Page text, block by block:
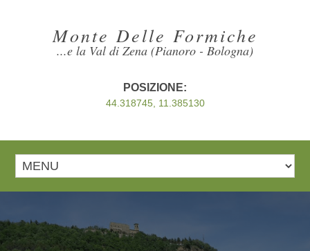
Monte Delle Formiche
...e la Val di Zena (Pianoro - Bologna)
POSIZIONE:
44.318745, 11.385130